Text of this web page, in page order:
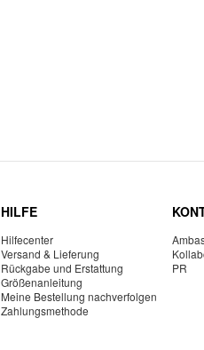
HILFE
Hilfecenter
Versand & Lieferung
Rückgabe und Erstattung
Größenanleitung
Meine Bestellung nachverfolgen
Zahlungsmethode
PR